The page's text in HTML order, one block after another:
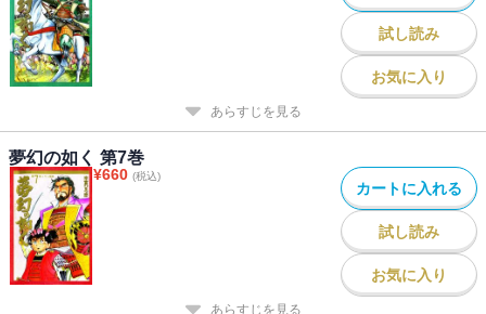
試し読み
お気に入り
あらすじを見る
夢幻の如く 第7巻
¥660 (税込)
カートに入れる
試し読み
お気に入り
あらすじを見る